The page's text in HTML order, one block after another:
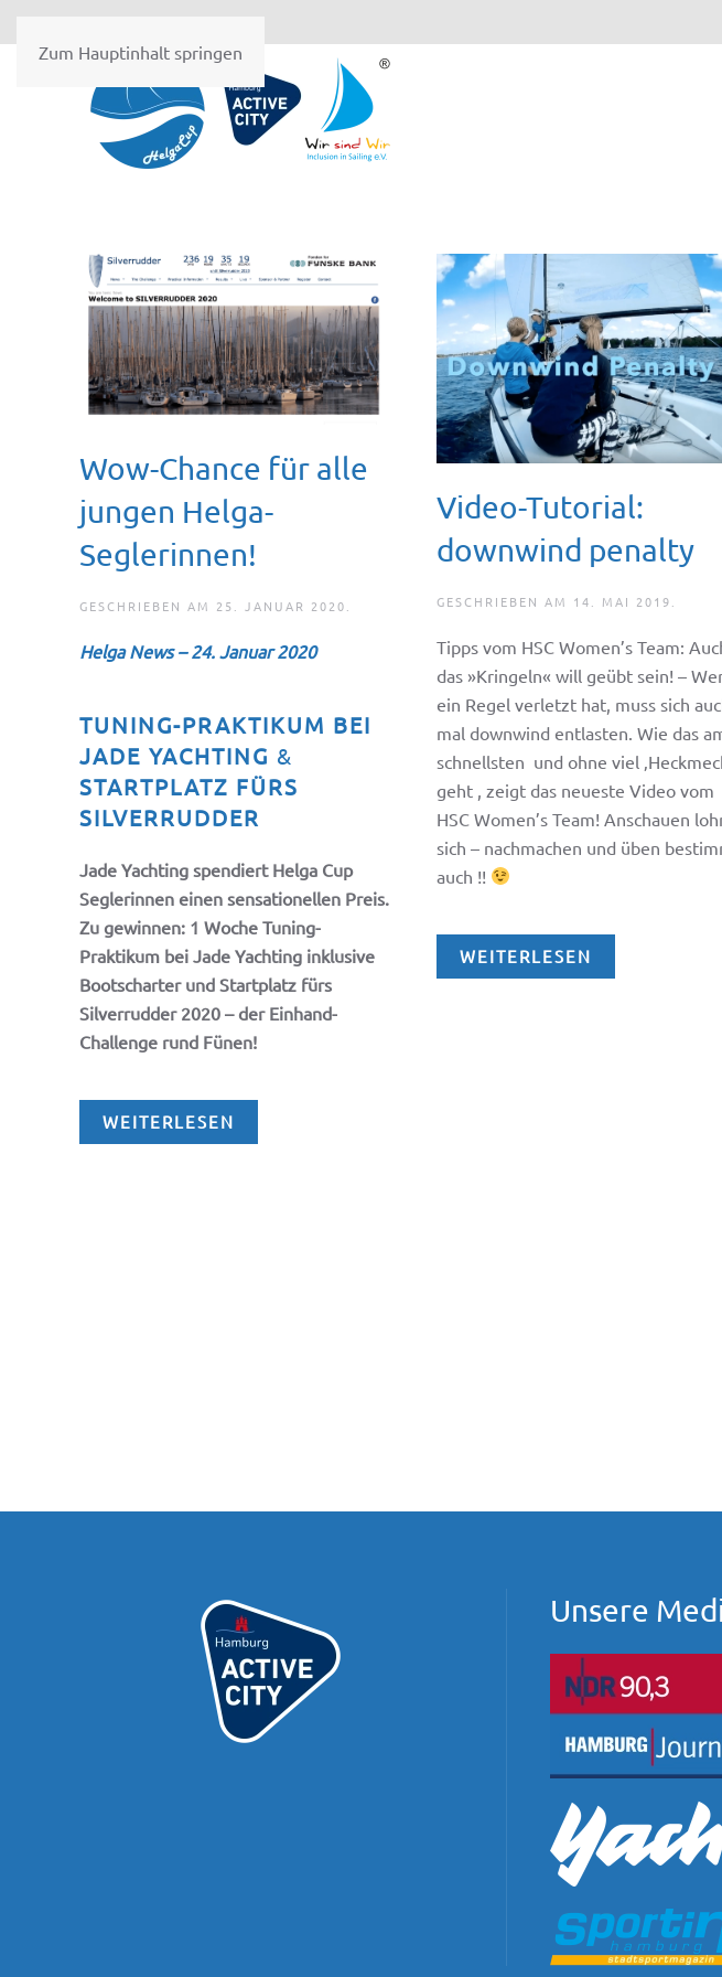
Zum Hauptinhalt springen
Wow-Chance für alle
jungen Helga-
Seglerinnen!
GESCHRIEBEN AM 25. JANUAR 2020
Helga News – 24. Januar 2020
TUNING-PRAKTIKUM BEI
JADE YACHTING &
STARTPLATZ FÜRS
SILVERRUDDER
Jade Yachting spendiert Helga Cup
Seglerinnen einen sensationellen Preis.
Zu gewinnen: 1 Woche Tuning-
Praktikum bei Jade Yachting inklusive
Bootscharter und Startplatz fürs
Silverrudder 2020 – der Einhand-
Challenge rund Fünen!
WEITERLESEN
Video-Tutorial:
downwind penalty
GESCHRIEBEN AM 14. MAI 2019
Tipps vom HSC Women’s Team:
das »Kringeln« will geübt sein! –
ein Regel verletzt hat, muss sich
mal downwind entlasten. Wie das
schnellsten und ohne viel
geht , zeigt das neueste Video vom
HSC Women’s Team! Anschauen
sich – nachmachen und üben
auch !!
WEITERLESEN
Unsere